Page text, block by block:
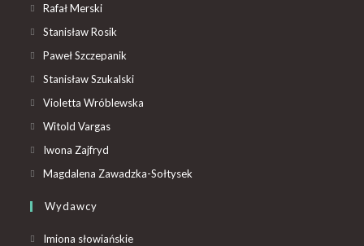
Rafał Merski
Stanisław Rosik
Paweł Szczepanik
Stanisław Szukalski
Violetta Wróblewska
Witold Vargas
Iwona Zajfryd
Magdalena Zawadzka-Sołtysek
Wydawcy
Imiona słowiańskie